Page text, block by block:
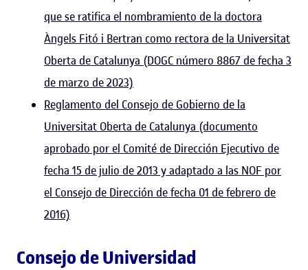
que se ratifica el nombramiento de la doctora
Àngels Fitó i Bertran como rectora de la Universitat
Oberta de Catalunya (DOGC número 8867 de fecha 3
de marzo de 2023)
Reglamento del Consejo de Gobierno de la
Universitat Oberta de Catalunya (documento
aprobado por el Comité de Dirección Ejecutivo de
fecha 15 de julio de 2013 y adaptado a las NOF por
el Consejo de Dirección de fecha 01 de febrero de
2016)
Consejo de Universidad